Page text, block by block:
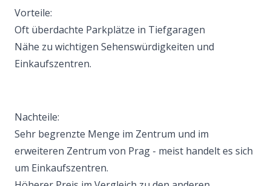
Vorteile:
Oft überdachte Parkplätze in Tiefgaragen
Nähe zu wichtigen Sehenswürdigkeiten und
Einkaufszentren.
Nachteile:
Sehr begrenzte Menge im Zentrum und im
erweiteren Zentrum von Prag - meist handelt es sich
um Einkaufszentren.